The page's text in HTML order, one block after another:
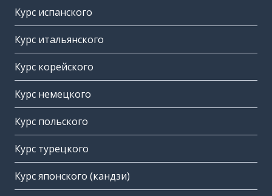
Курс испанского
Курс итальянского
Курс корейского
Курс немецкого
Курс польского
Курс турецкого
Курс японского (кандзи)